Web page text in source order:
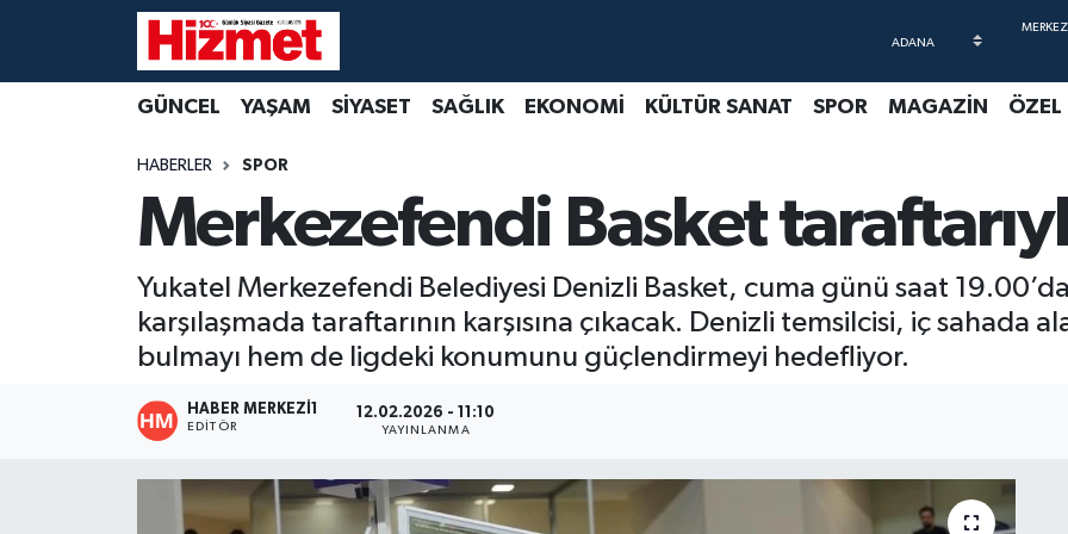
GÜNCEL YAŞAM SİYASET SAĞLIK EKONOMİ KÜLTÜR SANAT SPOR MAGAZİN ÖZEL
HABERLER SPOR
Merkezefendi Basket
Yukatel Merkezefendi Belediyesi Denizli Basket, cuma günü saat
karşılaşmada taraftarının karşısına çıkacak. Denizli temsilcisi, iç sahada
bulmayı hem de ligdeki konumunu güçlendirmeyi hedefliyor.
HABER MERKEZI1
EDITÖR
12.02.2026 - 11:10
YAYINLANMA
SİYASET
SAĞLIK
EKONOMİ
Denizli Nöbetçi Eczaneler
Denizli Trafik Yoğunluk Haritası
Süper Lig Puan Durumu ve Fikstür
Tüm Manşetler